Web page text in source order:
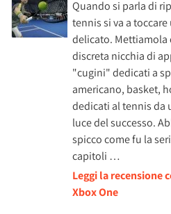
Quando si parla di
tennis si va a
delicato. Mettiamola
discreta nicchia di
"cugini" dedicati a
americano, basket,
dedicati al tennis da
luce del successo.
spicco come fu la
capitoli …
Leggi la recensione
Xbox One